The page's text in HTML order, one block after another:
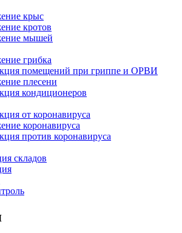
крыс
кротов
мышей
грибка
помещений при гриппе и ОРВИ
плесени
кондиционеров
от коронавируса
коронавируса
против коронавируса
складов